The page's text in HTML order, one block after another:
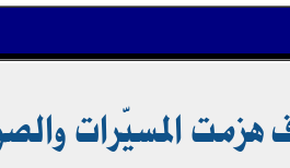
المسيّرات